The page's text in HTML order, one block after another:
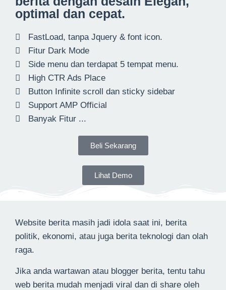
optimal dan cepat.
FastLoad, tanpa Jquery & font icon.
Fitur Dark Mode
Side menu dan terdapat 5 tempat menu.
High CTR Ads Place
Button Infinite scroll dan sticky sidebar
Support AMP Official
Banyak Fitur ...
Beli Sekarang
Lihat Demo
Website berita masih jadi idola saat ini, berita
politik, ekonomi, atau juga berita teknologi dan olah
raga.
Jika anda wartawan atau blogger berita, tentu tahu
web berita mudah menjadi viral dan di share oleh